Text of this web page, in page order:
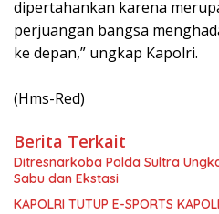
dipertahankan karena
perjuangan bangsa
ke depan,” ungkap Kapolri.
(Hms-Red)
Berita Terkait
Ditresnarkoba Polda Sultra
Sabu dan Ekstasi
KAPOLRI TUTUP E-SPORTS